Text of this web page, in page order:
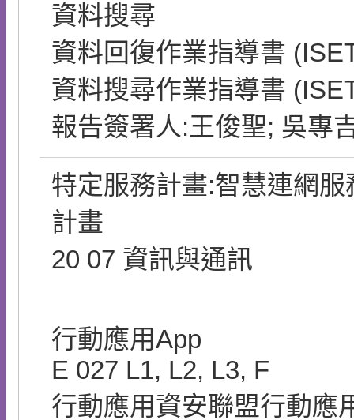
資料搜尋
資料回復作業指導書
資料搜尋作業指導書
報告簽署人:王俊聖; 吳專
特定服務計畫:智慧連網
計畫
20 07 資訊與通訊
行動應用App
E 027 L1, L2, L3, F
行動應用資安聯盟行動應